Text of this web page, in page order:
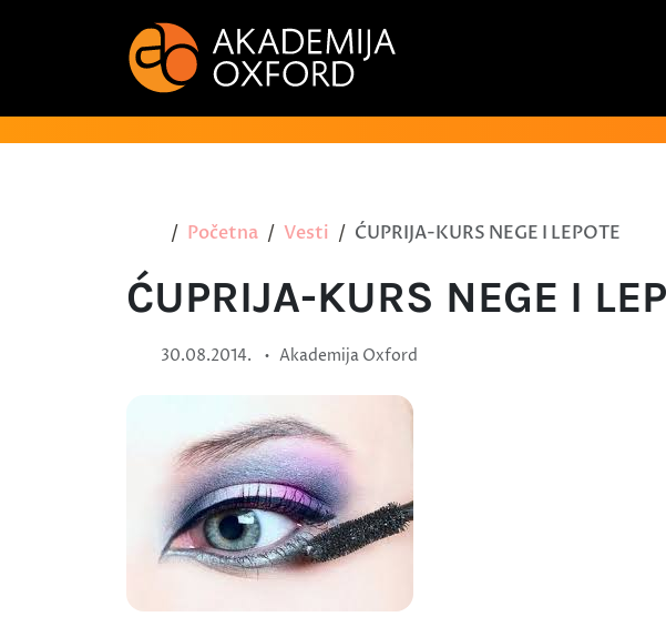
Početna Vesti ĆUPRIJA-KURS NEGE I LEPOTE
ĆUPRIJA-KURS NEGE I
30.08.2014. • Akademija Oxford